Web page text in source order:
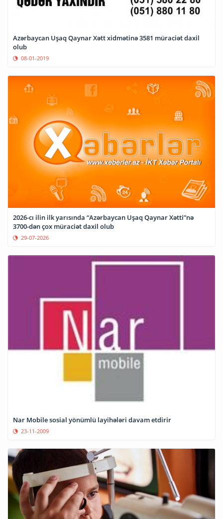
Azərbaycan Uşaq Qaynar Xətt xidmətinə 3581 müraciət daxil
olub
08-01-2019
2026-cı ilin ilk yarısında “Azərbaycan Uşaq Qaynar Xətti”nə
3700-dən çox müraciət daxil olub
29-07-2026
Nar Mobile sosial yönümlü layihələri davam etdirir
23-11-2009